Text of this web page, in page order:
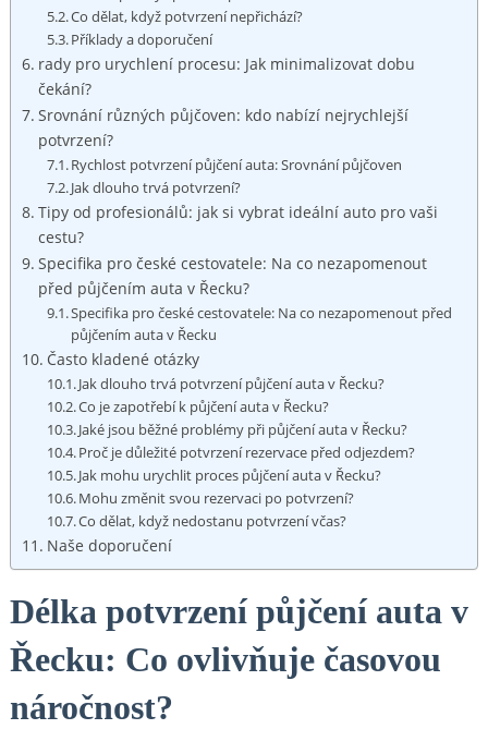
Co dělat, když potvrzení nepřichází?
Příklady a doporučení
rady pro urychlení procesu: Jak minimalizovat dobu
čekání?
Srovnání různých půjčoven: kdo nabízí nejrychlejší
potvrzení?
Rychlost potvrzení půjčení auta: Srovnání půjčoven
Jak dlouho trvá potvrzení?
Tipy od profesionálů: jak si vybrat ideální auto pro vaši
cestu?
Specifika pro české cestovatele: Na co nezapomenout
před půjčením auta v Řecku?
Specifika pro české cestovatele: Na co nezapomenout před
půjčením auta v Řecku
Často kladené otázky
Jak dlouho trvá potvrzení půjčení auta v Řecku?
Co je zapotřebí k půjčení auta v Řecku?
Jaké jsou běžné problémy při půjčení auta v Řecku?
Proč je důležité potvrzení rezervace před odjezdem?
Jak mohu urychlit proces půjčení auta v Řecku?
Mohu změnit svou rezervaci po potvrzení?
Co dělat, když nedostanu potvrzení včas?
Naše doporučení
Délka potvrzení půjčení auta v
Řecku: Co ovlivňuje časovou
náročnost?